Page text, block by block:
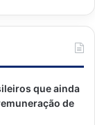
que ainda
de